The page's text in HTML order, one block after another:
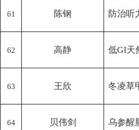
61 陈钢 防治听
62 高静 低GI天
63 王欣 冬凌草
64 贝伟剑 乌参醒